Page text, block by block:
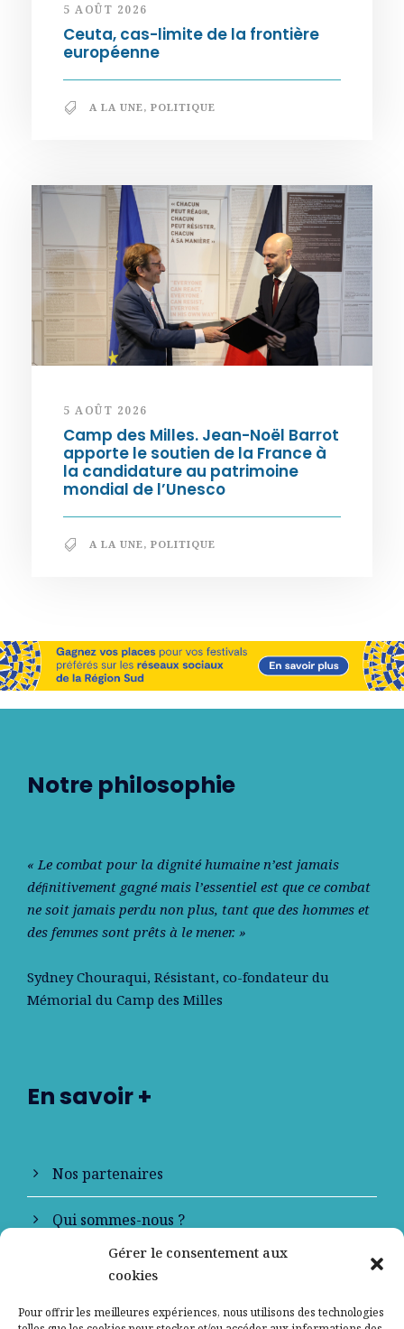
Gérer le consentement aux
cookies
Pour offrir les meilleures expériences, nous utilisons des technologies
5 AOÛT 2026
Ceuta, cas-limite de la frontière
européenne
A LA UNE, POLITIQUE
5 AOÛT 2026
Camp des Milles. Jean-Noël Barrot
apporte le soutien de la France à
la candidature au patrimoine
mondial de l’Unesco
A LA UNE, POLITIQUE
Notre philosophie
« Le combat pour la dignité humaine n’est jamais
déﬁnitivement gagné mais l’essentiel est que ce combat
ne soit jamais perdu non plus, tant que des hommes et
des femmes sont prêts à le mener. »
Sydney Chouraqui, Résistant, co-fondateur du
Mémorial du Camp des Milles
En savoir +
Nos partenaires
Qui sommes-nous ?
Contactez-nous
Mentions légales